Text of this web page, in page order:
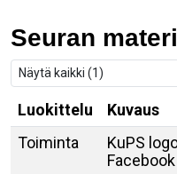
Seuran
Luokittelu Kuvaus
Toiminta
KuPS
Facebook